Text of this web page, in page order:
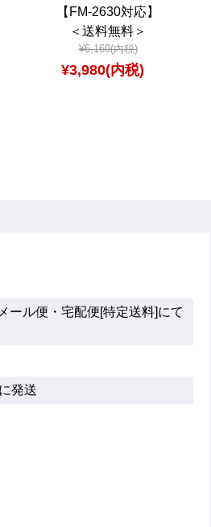
【FM-2630対応】
＜送料無料＞
¥6,160(内税)
¥3,980(内税)
ール便・宅配便[特定送料]にて
発送